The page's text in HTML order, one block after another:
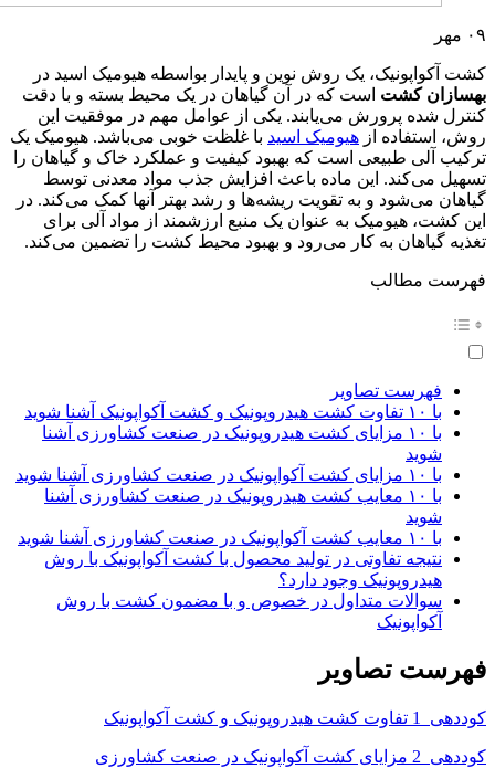
۰۹ مهر
کشت آکواپونیک، یک روش نوین و پایدار بواسطه هیومیک اسید در
بهسازان کشت است که در آن گیاهان در یک محیط بسته و با دقت
کنترل شده پرورش می‌یابند. یکی از عوامل مهم در موفقیت این
روش، استفاده از هیومیک اسید با غلظت خوبی می‌باشد. هیومیک یک
ترکیب آلی طبیعی است که بهبود کیفیت و عملکرد خاک و گیاهان را
تسهیل می‌کند. این ماده باعث افزایش جذب مواد معدنی توسط
گیاهان می‌شود و به تقویت ریشه‌ها و رشد بهتر آنها کمک می‌کند. در
این کشت، هیومیک به عنوان یک منبع ارزشمند از مواد آلی برای
تغذیه گیاهان به کار می‌رود و بهبود محیط کشت را تضمین می‌کند.
فهرست مطالب
فهرست تصاویر
با ۱۰ تفاوت کشت هیدروپونیک و کشت آکواپونیک آشنا شوید
با ۱۰ مزایای کشت هیدروپونیک در صنعت کشاورزی آشنا
شوید
با ۱۰ مزایای کشت آکواپونیک در صنعت کشاورزی آشنا شوید
با ۱۰ معایب کشت هیدروپونیک در صنعت کشاورزی آشنا
شوید
با ۱۰ معایب کشت آکواپونیک در صنعت کشاورزی آشنا شوید
نتیجه تفاوتی در تولید محصول با کشت آکواپونیک با روش
هیدروپونیک وجود دارد؟
سوالات متداول در خصوص و با مضمون کشت با روش
آکواپونیک
فهرست تصاویر
کوددهی 1 تفاوت کشت هیدروپونیک و کشت آکواپونیک
کوددهی 2 مزایای کشت آکواپونیک در صنعت کشاورزی